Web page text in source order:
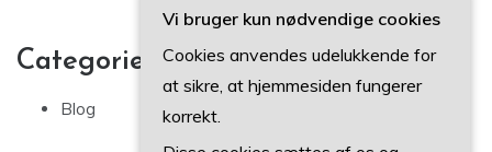
Categories
Blog
Vi bruger kun nødvendige cookies
Cookies anvendes udelukkende for
at sikre, at hjemmesiden fungerer
korrekt.